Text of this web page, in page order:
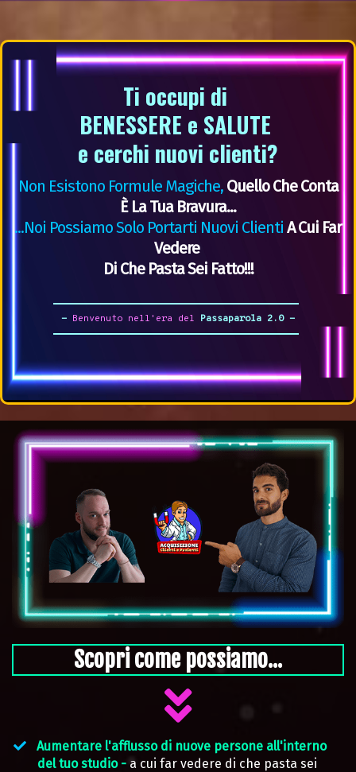
Ti occupi di
BENESSERE e SALUTE
e cerchi nuovi clienti?
Non Esistono Formule Magiche, Quello Che Conta
È La Tua Bravura...
...noi Possiamo Solo Portarti Nuovi Clienti A Cui Far
Vedere
Di Che Pasta Sei Fatto!!!
- Benvenuto nell'era del Passaparola 2.0 -
Scopri come possiamo...
Aumentare l'afflusso di nuove persone all'interno
del tuo studio - a cui far vedere di che pasta sei